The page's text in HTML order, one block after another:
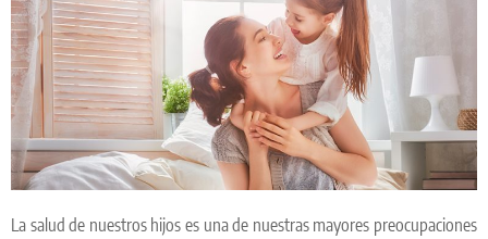
La salud de nuestros hijos es una de nuestras mayores preocupaciones